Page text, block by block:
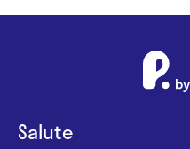
area educazione e DSA
Salute